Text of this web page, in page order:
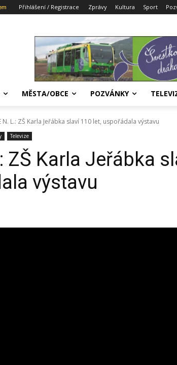
Přihlášení / Registrace Zprávy Kultura Sport
MĚSTA/OBCE POZVÁNKY
N. L.: ZŠ Karla Jeřábka slaví 110 let, uspořádala výstavu
Televize
ZŠ Karla Jeřábka
výstavu